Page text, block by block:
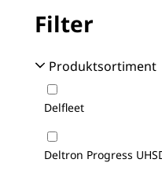
Filter
Produktsortiment
Delfleet
Deltron Progress